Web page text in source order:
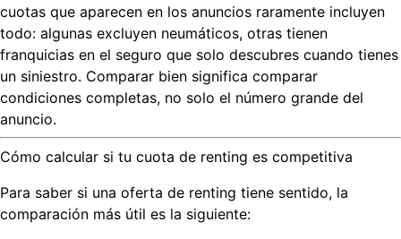
cuotas que aparecen en los anuncios raramente incluyen
todo: algunas excluyen neumáticos, otras tienen
franquicias en el seguro que solo descubres cuando tienes
un siniestro. Comparar bien significa comparar
condiciones completas, no solo el número grande del
anuncio.
Cómo calcular si tu cuota de renting es competitiva
Para saber si una oferta de renting tiene sentido, la
comparación más útil es la siguiente: